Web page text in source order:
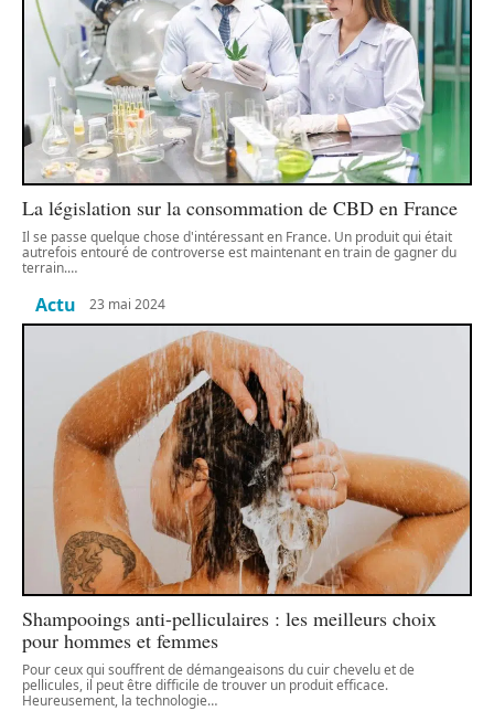
La législation sur la consommation de CBD en France
Il se passe quelque chose d'intéressant en France. Un produit qui était
autrefois entouré de controverse est maintenant en train de gagner du
terrain.…
Actu 23 mai 2024
Shampooings anti-pelliculaires : les meilleurs choix
pour hommes et femmes
Pour ceux qui souffrent de démangeaisons du cuir chevelu et de
pellicules, il peut être difficile de trouver un produit efficace.
Heureusement, la technologie…